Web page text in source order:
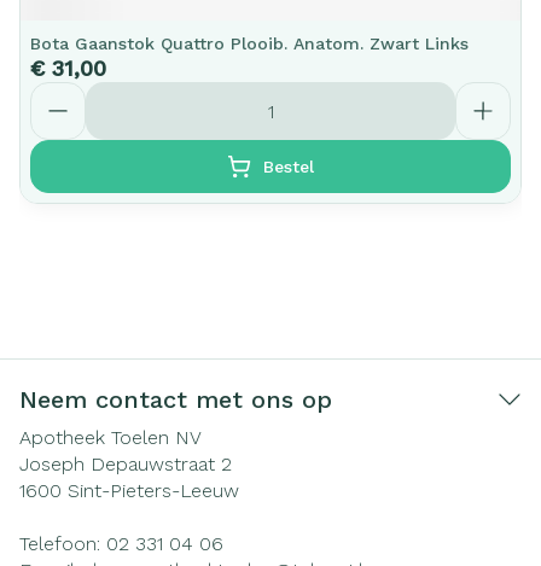
Bota Gaanstok Quattro Plooib. Anatom. Zwart Links
€ 31,00
Aantal
Bestel
Neem contact met ons op
Apotheek Toelen NV
Joseph Depauwstraat 2
1600 Sint-Pieters-Leeuw
Telefoon: 02 331 04 06